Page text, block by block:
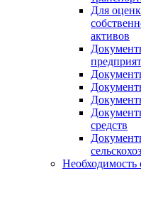
Для
активов
средств
Необходимость